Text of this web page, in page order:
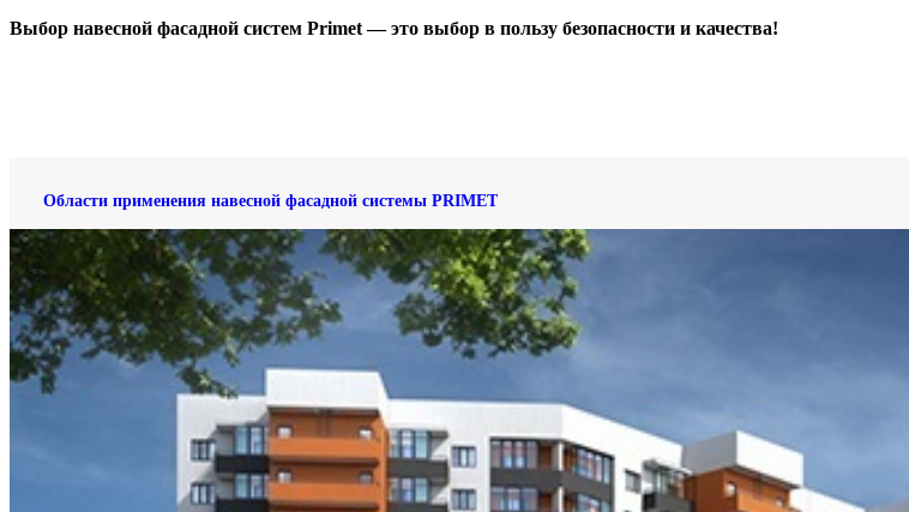
Выбор навесной фасадной систем Primet — это выбор в пользу безопасности и качества!
Области применения навесной фасадной системы PRIMET